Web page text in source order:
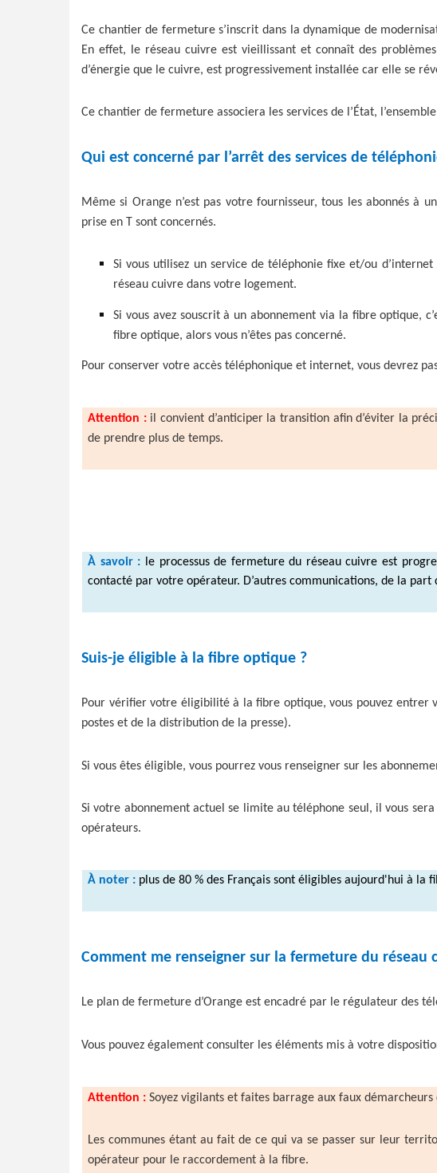
Ce chantier de fermeture s’inscrit dans la dynamique de
En effet, le réseau cuivre est vieillissant et connaît des
d’énergie que le cuivre, est progressivement installée car elle se
Ce chantier de fermeture associera les services de l’État,
Qui est concerné par l’arrêt des services de
Même si Orange n’est pas votre fournisseur, tous les abonnés à
prise en T sont concernés.
Si vous utilisez un service de téléphonie fixe et/ou
réseau cuivre dans votre logement.
Si vous avez souscrit à un abonnement via la fibre optique,
fibre optique, alors vous n’êtes pas concerné.
Pour conserver votre accès téléphonique et internet, vous devrez
Attention :il convient d’anticiper la transition afin d’éviter la
de prendre plus de temps.
À savoir : le processus de fermeture du réseau cuivre est
contacté par votre opérateur. D’autres communications, de la
Suis-je éligible à la fibre optique ?
Pour vérifier votre éligibilité à la fibre optique, vous pouvez entrer
postes et de la distribution de la presse).
Si vous êtes éligible, vous pourrez vous renseigner sur les
Si votre abonnement actuel se limite au téléphone seul, il vous
opérateurs.
À noter : plus de 80 % des Français sont éligibles aujourd'hui à
Comment me renseigner sur la fermeture du réseau
Le plan de fermeture d’Orange est encadré par le régulateur des
Vous pouvez également consulter les éléments mis à votre
Attention : Soyez vigilants et faites barrage aux faux
Les communes étant au fait de ce qui va se passer sur leur
opérateur pour le raccordement à la fibre.